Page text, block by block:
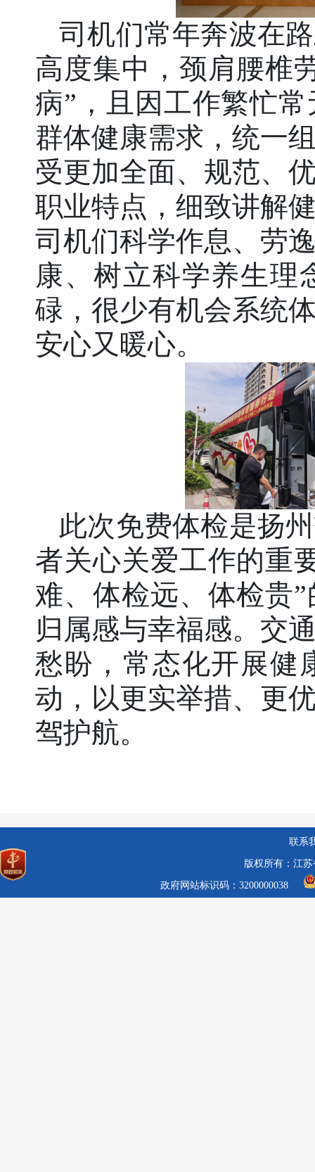
司机们常年奔波在
高度集中，颈肩腰椎
病”，且因工作繁忙
群体健康需求，统一
受更加全面、规范、
职业特点，细致讲解
司机们科学作息、劳
康、树立科学养生理
碌，很少有机会系统
安心又暖心。
此次免费体检是扬
者关心关爱工作的重
难、体检远、体检贵
归属感与幸福感。交
愁盼，常态化开展健
动，以更实举措、更
驾护航。
联系
版权所有：江
政府网站标识码：3200000038